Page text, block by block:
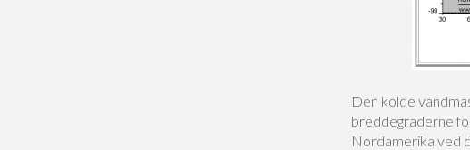
Den kolde
breddegraderne
Nordamerika ved